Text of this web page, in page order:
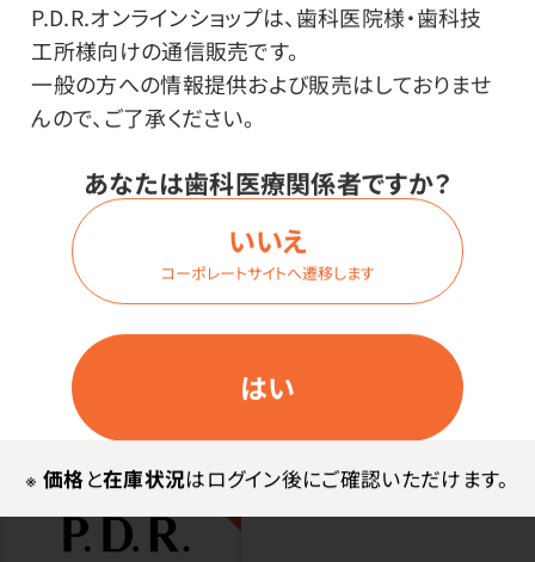
P.D.R.オンラインショップは、歯科医院様・歯科技
工所様向けの通信販売です。
一般の方への情報提供および販売はしておりませ
んので、ご了承ください。
あなたは歯科医療関係者ですか？
はい
いいえ
コーポレートサイトへ遷移します
※ 価格と在庫状況はログイン後にご確認いただけます。
その他
●日本製
使用上の注意
※商品の色味は印刷の時期により多少変わる可能性が
ございますので、ご了承ください。